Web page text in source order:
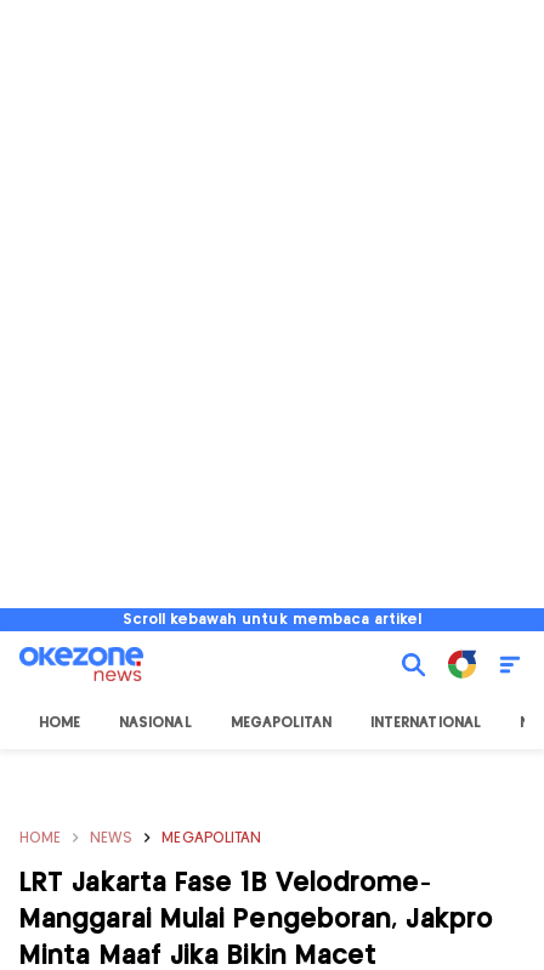
Scroll kebawah untuk membaca artikel
HOME NASIONAL MEGAPOLITAN INTERNATIONAL
HOME NEWS MEGAPOLITAN
LRT Jakarta Fase 1B Velodrome-
Manggarai Mulai Pengeboran, Jakpro
Minta Maaf Jika Bikin Macet